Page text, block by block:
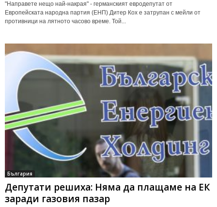
"Направете нещо най-накрая" - германският евродепутат от
Европейската народна партия (ЕНП) Дитер Кох е затрупан с мейли от
противници на лятното часово време. Той...
България
Депутати решиха: Няма да плащаме на ЕК
заради газовия пазар